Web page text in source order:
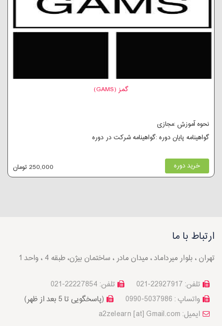
گمز (GAMS)
نحوه آموزش :مجازی
گواهینامه پایان دوره :گواهینامه شرکت در دوره
خرید دوره 250,000 تومان
ارتباط با ما
تهران ، بلوار میرداماد ، میدان مادر ، ساختمان بیژن، طبقه 4 ، واحد 1
تلفن: 22227854-021
تلفن: 22927917-021
(پاسخگویی تا 5 بعد از ظهر)
واتساپ : 5037986-0990
a2zelearn [at] Gmail.com :ایمیل